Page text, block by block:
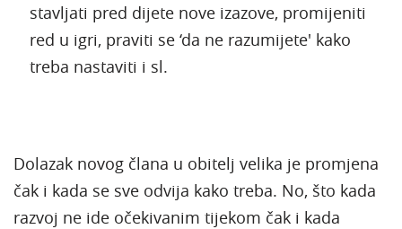
stavljati pred dijete nove izazove, promijeniti
red u igri, praviti se ‘da ne razumijete' kako
treba nastaviti i sl.
Dolazak novog člana u obitelj velika je promjena
čak i kada se sve odvija kako treba. No, što kada
razvoj ne ide očekivanim tijekom čak i kada